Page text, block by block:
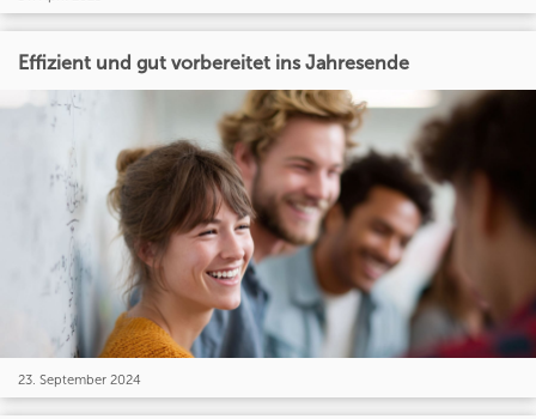
Effizient und gut vorbereitet ins Jahresende
23. September 2024